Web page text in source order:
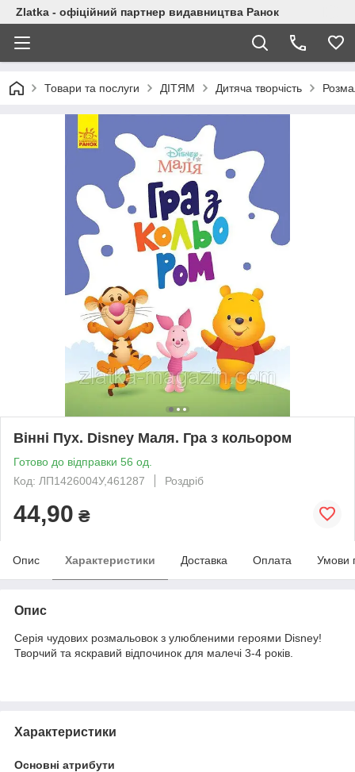
Zlatka - офіційний партнер видавництва Ранок
Товари та послуги ДІТЯМ Дитяча творчість
Вінні Пух. Disney Маля. Гра з кольором
Готово до відправки 56 од.
Код: ЛП1426004У,461287
Роздріб
44,90 ₴
Опис Характеристики Доставка Оплата Умови
Опис
Серія чудових розмальовок з улюбленими героями Disney!
Творчий та яскравий відпочинок для малечі 3-4 років.
Характеристики
Основні атрибути